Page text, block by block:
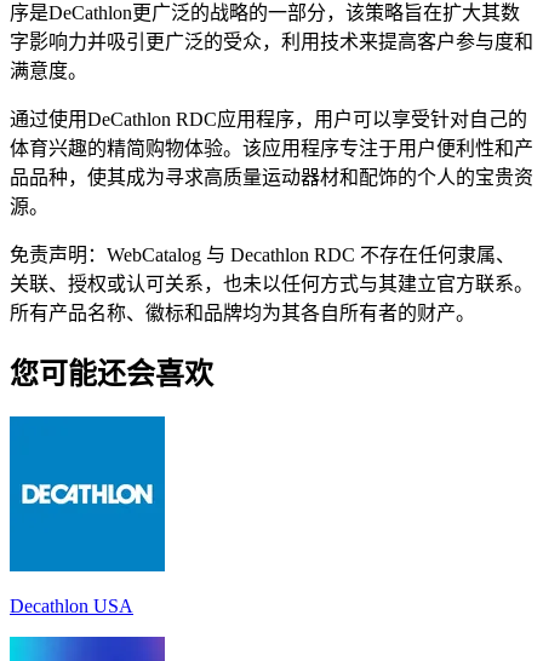
序是DeCathlon更广泛的战略的一部分，该策略旨在扩大其数
字影响力并吸引更广泛的受众，利用技术来提高客户参与度和
满意度。
通过使用DeCathlon RDC应用程序，用户可以享受针对自己的
体育兴趣的精简购物体验。该应用程序专注于用户便利性和产
品品种，使其成为寻求高质量运动器材和配饰的个人的宝贵资
源。
免责声明：WebCatalog 与 Decathlon RDC 不存在任何隶属、
关联、授权或认可关系，也未以任何方式与其建立官方联系。
所有产品名称、徽标和品牌均为其各自所有者的财产。
您可能还会喜欢
Decathlon USA